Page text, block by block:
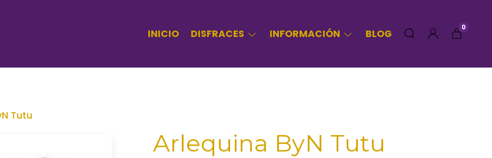
INICIO DISFRACES INFORMACIÓN BLOG 0
Tutu
Arlequina ByN Tutu